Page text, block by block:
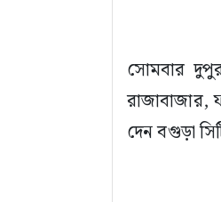
সোমবার
রাজাবাজার,
দেন বগুড়া